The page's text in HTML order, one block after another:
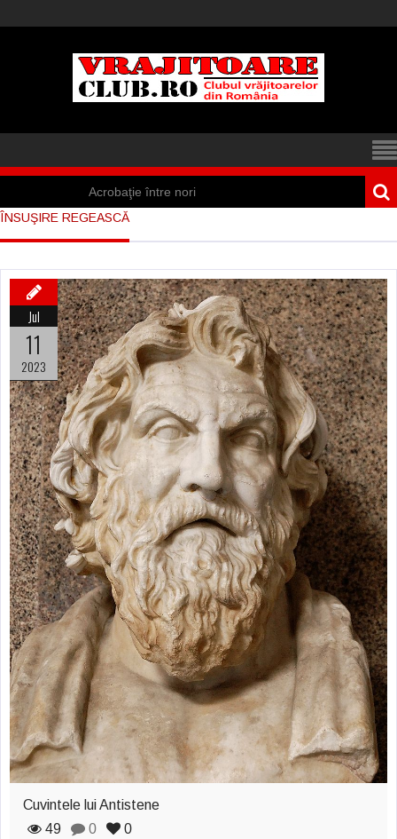
Acrobaţie între nori
Iisus a apărut într-
Marea vânătoare
de vrăjitoare din
Suedia
Vrăjitoare
zburătoare în Mexic
Magia în Thailanda
Madona lacrimilor
din Siracusa
(Silcilia)
Uimitoarea viaţă a
Teresei Neumann
Derba, un oraş
misterios vizitat şi
de sfântul Petre
Vrăjitorul Merlin şi
regele Arthur
Şi-a vândut soţia
pentru un ritual de
ÎNSUŞIRE REGEASCĂ
Jul
11
2023
Cuvintele lui Antistene
49
0
0